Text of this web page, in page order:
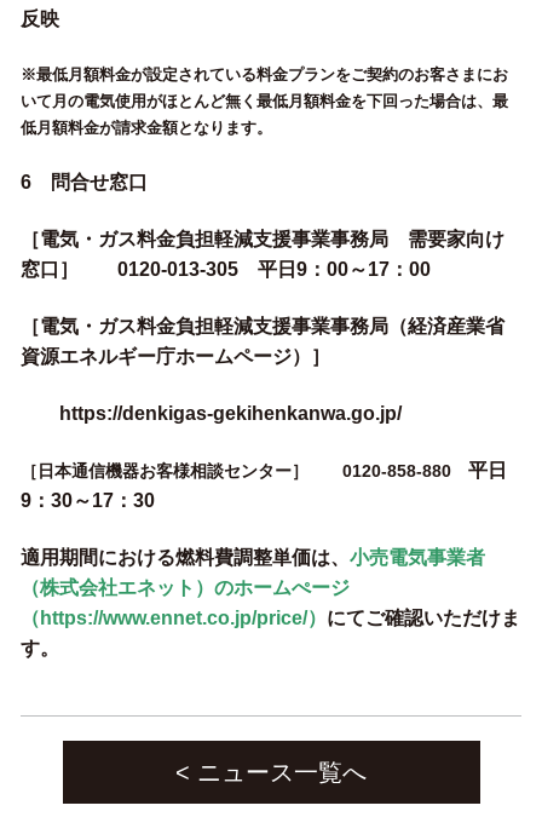
反映
※最低月額料金が設定されている料金プランをご契約のお客さまにお
いて月の電気使用がほとんど無く最低月額料金を下回った場合は、最
低月額料金が請求金額となります。
6 問合せ窓口
［電気・ガス料金負担軽減支援事業事務局 需要家向け
窓口］ 0120-013-305 平日9：00～17：00
［電気・ガス料金負担軽減支援事業事務局（経済産業省
資源エネルギー庁ホームページ）］
https://denkigas-gekihenkanwa.go.jp/
［日本通信機器お客様相談センター］ 0120-858-880平日
9：30～17：30
適用期間における燃料費調整単価は、小売電気事業者
（株式会社エネット）のホームぺージ
（https://www.ennet.co.jp/price/） にてご確認いただけま
す。
< ニュース一覧へ